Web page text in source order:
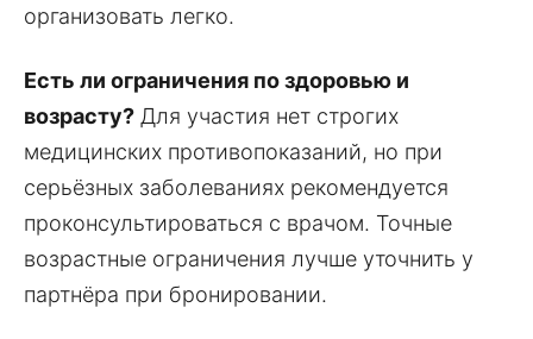
организовать легко.
Есть ли ограничения по здоровью и
возрасту? Для участия нет строгих
медицинских противопоказаний, но при
серьёзных заболеваниях рекомендуется
проконсультироваться с врачом. Точные
возрастные ограничения лучше уточнить у
партнёра при бронировании.